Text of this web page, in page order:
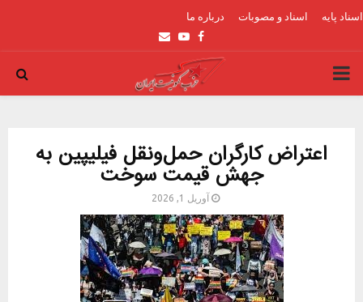
اسناد پایه اسناد و مصوبات درباره ما
Facebook
Youtube
Email
PRIMARY
اعتراض کارگران حمل‌ونقل فیلیپین به
جهش قیمت سوخت
آوریل 1, 2026